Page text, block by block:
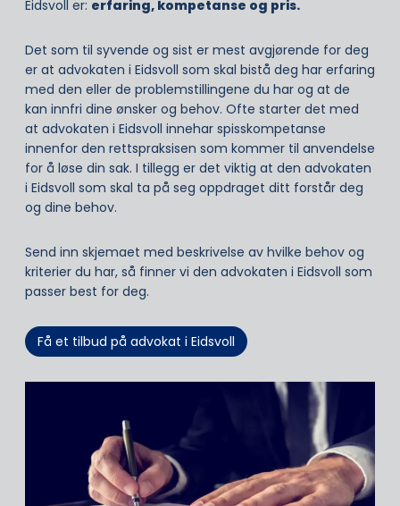
Eidsvoll er: erfaring, kompetanse og pris.
Det som til syvende og sist er mest avgjørende for deg
er at advokaten i Eidsvoll som skal bistå deg har erfaring
med den eller de problemstillingene du har og at de
kan innfri dine ønsker og behov. Ofte starter det med
at advokaten i Eidsvoll innehar spisskompetanse
innenfor den rettspraksisen som kommer til anvendelse
for å løse din sak. I tillegg er det viktig at den advokaten
i Eidsvoll som skal ta på seg oppdraget ditt forstår deg
og dine behov.
Send inn skjemaet med beskrivelse av hvilke behov og
kriterier du har, så finner vi den advokaten i Eidsvoll som
passer best for deg.
Få et tilbud på advokat i Eidsvoll